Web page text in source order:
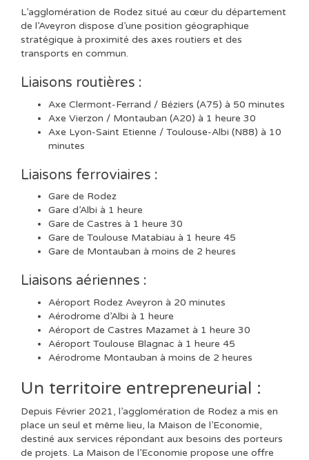
L’agglomération de Rodez situé au cœur du département
de l’Aveyron dispose d’une position géographique
stratégique à proximité des axes routiers et des
transports en commun.
Liaisons routières :
Axe Clermont-Ferrand / Béziers (A75) à 50 minutes
Axe Vierzon / Montauban (A20) à 1 heure 30
Axe Lyon-Saint Etienne / Toulouse-Albi (N88) à 10
minutes
Liaisons ferroviaires :
Gare de Rodez
Gare d’Albi à 1 heure
Gare de Castres à 1 heure 30
Gare de Toulouse Matabiau à 1 heure 45
Gare de Montauban à moins de 2 heures
Liaisons aériennes :
Aéroport Rodez Aveyron à 20 minutes
Aérodrome d’Albi à 1 heure
Aéroport de Castres Mazamet à 1 heure 30
Aéroport Toulouse Blagnac à 1 heure 45
Aérodrome Montauban à moins de 2 heures
Un territoire entrepreneurial :
Depuis Février 2021, l’agglomération de Rodez a mis en
place un seul et même lieu, la Maison de l’Economie,
destiné aux services répondant aux besoins des porteurs
de projets. La Maison de l’Economie propose une offre